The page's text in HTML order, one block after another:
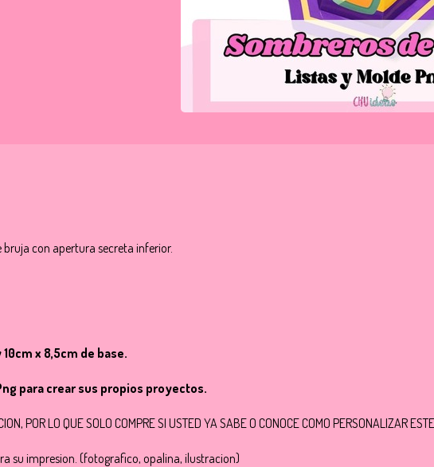
con apertura secreta inferior.
x 8,5cm de base.
para crear sus propios proyectos.
POR LO QUE SOLO COMPRE SI USTED YA SABE O CONOCE COMO PERSONALIZAR
su impresion. (fotografico, opalina, ilustracion)